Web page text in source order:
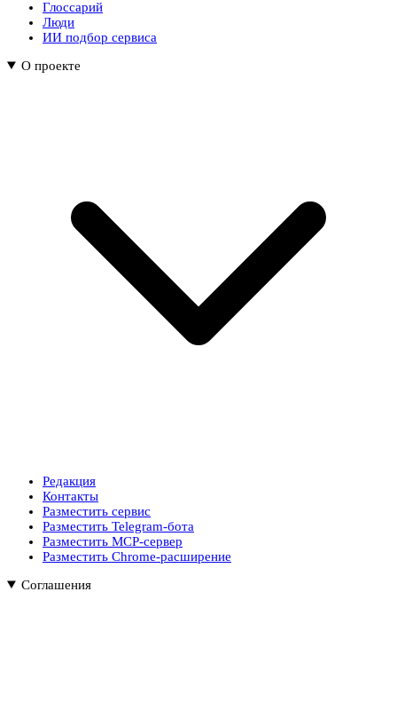
Глоссарий
Люди
ИИ подбор сервиса
О проекте
Редакция
Контакты
Разместить сервис
Разместить Telegram-бота
Разместить MCP-сервер
Разместить Chrome-расширение
Соглашения